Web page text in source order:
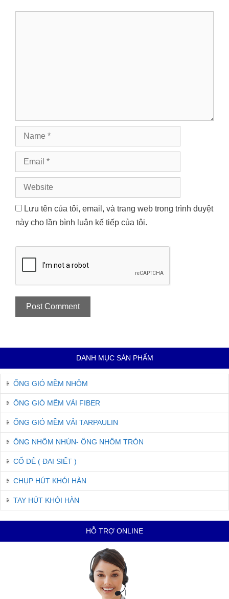
Name
Email
Website
Lưu tên của tôi, email, và trang web trong trình duyệt
này cho lần bình luận kế tiếp của tôi.
DANH MỤC SẢN PHẨM
ỐNG GIÓ MỀM NHÔM
ỐNG GIÓ MỀM VẢI FIBER
ỐNG GIÓ MỀM VẢI TARPAULIN
ỐNG NHÔM NHÚN- ỐNG NHÔM TRÒN
CỔ DÊ ( ĐAI SIẾT )
CHỤP HÚT KHÓI HÀN
TAY HÚT KHÓI HÀN
HỖ TRỢ ONLINE